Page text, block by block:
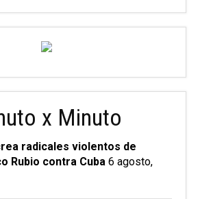
x Minuto
radicales violentos de
Rubio contra Cuba 6 agosto,